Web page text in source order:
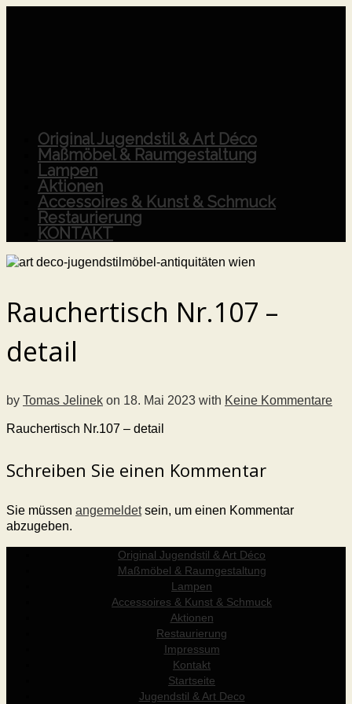
Original Jugendstil & Art Déco
Maßmöbel & Raumgestaltung
Lampen
Aktionen
Accessoires & Kunst & Schmuck
Restaurierung
KONTAKT
Rauchertisch Nr.107 –
detail
by Tomas Jelinek on 18. Mai 2023 with Keine Kommentare
Rauchertisch Nr.107 – detail
Schreiben Sie einen Kommentar
Sie müssen angemeldetsein, um einen Kommentar
abzugeben.
Original Jugendstil & Art Déco
Maßmöbel & Raumgestaltung
Lampen
Accessoires & Kunst & Schmuck
Aktionen
Restaurierung
Impressum
Kontakt
Startseite
Jugendstil & Art Deco